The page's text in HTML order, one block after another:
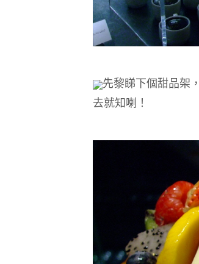
先黎睇下個甜品架
去就知喇！